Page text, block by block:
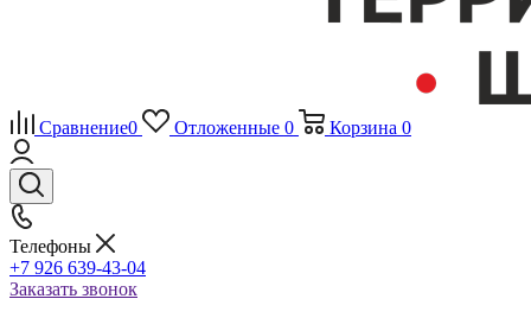
Сравнение0 Отложенные 0 Корзина 0
Телефоны
+7 926 639-43-04
Заказать звонок